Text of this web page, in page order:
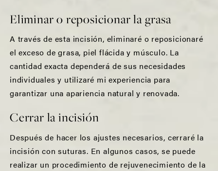
Eliminar o reposicionar la grasa
A través de esta incisión, eliminaré o reposicionaré
el exceso de grasa, piel flácida y músculo. La
cantidad exacta dependerá de sus necesidades
individuales y utilizaré mi experiencia para
garantizar una apariencia natural y renovada.
Cerrar la incisión
Después de hacer los ajustes necesarios, cerraré la
incisión con suturas. En algunos casos, se puede
realizar un procedimiento de rejuvenecimiento de la